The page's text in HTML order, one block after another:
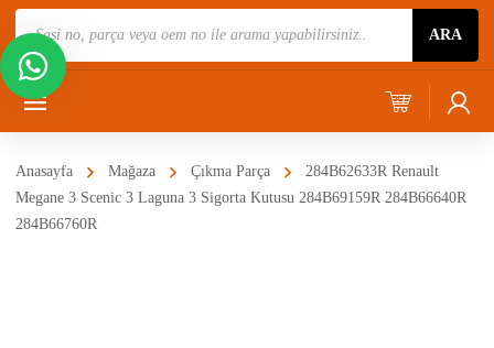
Ara
ARA
Anasayfa Mağaza Çıkma Parça
284B62633R Renault
Megane 3 Scenic 3 Laguna 3 Sigorta Kutusu 284B69159R 284B66640R
284B66760R